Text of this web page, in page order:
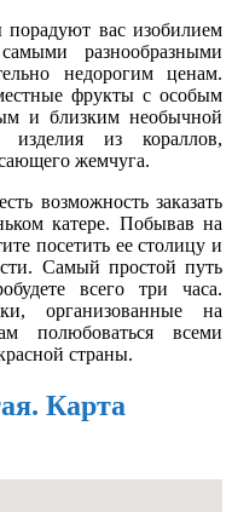
вас изобилием
разнообразными
недорогим ценам.
фрукты с особым
и близким необычной
изделия из кораллов,
жемчуга.
возможность заказать
катере. Побывав на
посетить ее столицу и
Самый простой путь
всего три часа.
организованные на
полюбоваться всеми
страны.
Карта